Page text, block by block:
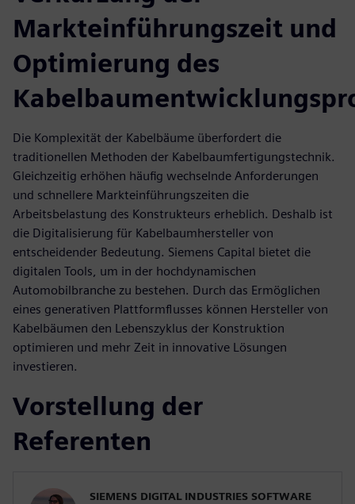
Markteinführungszeit und
Optimierung des
Die Komplexität der Kabelbäume überfordert die
traditionellen Methoden der Kabelbaumfertigungstechnik.
Gleichzeitig erhöhen häufig wechselnde Anforderungen
und schnellere Markteinführungszeiten die
Arbeitsbelastung des Konstrukteurs erheblich. Deshalb ist
die Digitalisierung für Kabelbaumhersteller von
entscheidender Bedeutung. Siemens Capital bietet die
digitalen Tools, um in der hochdynamischen
Automobilbranche zu bestehen. Durch das Ermöglichen
eines generativen Plattformflusses können Hersteller von
Kabelbäumen den Lebenszyklus der Konstruktion
optimieren und mehr Zeit in innovative Lösungen
investieren.
Vorstellung der
Referenten
SIEMENS DIGITAL INDUSTRIES SOFTWARE